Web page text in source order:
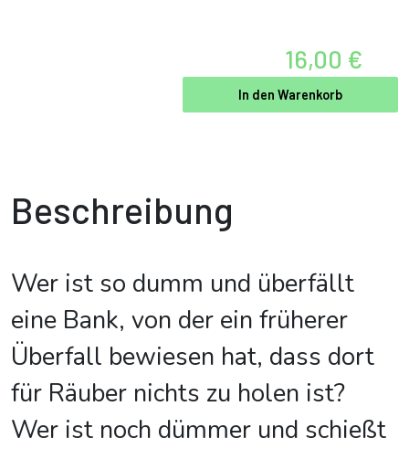
16,00 €
In den Warenkorb
Beschreibung
Wer ist so dumm und überfällt
eine Bank, von der ein früherer
Überfall bewiesen hat, dass dort
für Räuber nichts zu holen ist?
Wer ist noch dümmer und schießt